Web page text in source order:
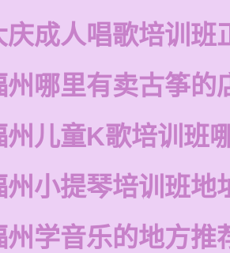
庆成人唱歌培训班
州哪里有卖古筝的
州儿童K歌培训班
州小提琴培训班地
州学音乐的地方推